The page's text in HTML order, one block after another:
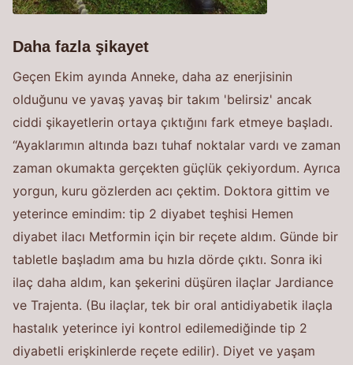
Daha fazla şikayet
Geçen Ekim ayında Anneke, daha az enerjisinin
olduğunu ve yavaş yavaş bir takım 'belirsiz' ancak
ciddi şikayetlerin ortaya çıktığını fark etmeye başladı.
“Ayaklarımın altında bazı tuhaf noktalar vardı ve zaman
zaman okumakta gerçekten güçlük çekiyordum. Ayrıca
yorgun, kuru gözlerden acı çektim. Doktora gittim ve
yeterince emindim: tip 2 diyabet teşhisi Hemen
diyabet ilacı Metformin için bir reçete aldım. Günde bir
tabletle başladım ama bu hızla dörde çıktı. Sonra iki
ilaç daha aldım, kan şekerini düşüren ilaçlar Jardiance
ve Trajenta. (Bu ilaçlar, tek bir oral antidiyabetik ilaçla
hastalık yeterince iyi kontrol edilemediğinde tip 2
diyabetli erişkinlerde reçete edilir). Diyet ve yaşam